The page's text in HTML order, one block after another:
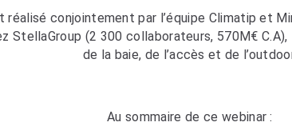
réalisé conjointement par l’équipe Climatip et
StellaGroup (2 300 collaborateurs, 570M€
de la baie, de l’accès et de
Au sommaire de ce webinar :